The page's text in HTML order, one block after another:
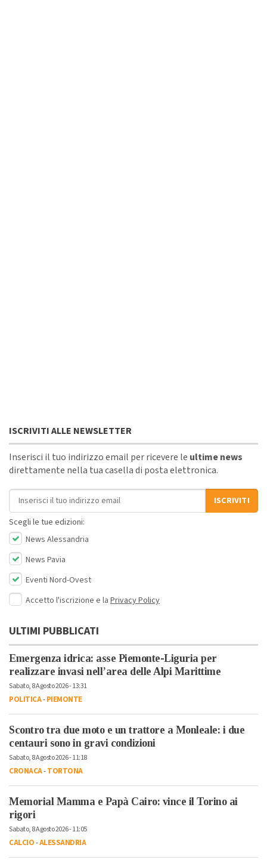
ISCRIVITI ALLE NEWSLETTER
Inserisci il tuo indirizzo email per ricevere le ultime news
direttamente nella tua casella di posta elettronica.
Indirizzo email
ISCRIVITI
Scegli le tue edizioni:
News Alessandria
News Pavia
Eventi Nord-Ovest
Accetto l'iscrizione e la Privacy Policy
ULTIMI PUBBLICATI
Emergenza idrica: asse Piemonte-Liguria per
realizzare invasi nell’area delle Alpi Marittime
Sabato, 8 Agosto 2026 - 13:31
POLITICA-PIEMONTE
Scontro tra due moto e un trattore a Monleale: i due
centauri sono in gravi condizioni
Sabato, 8 Agosto 2026 - 11:18
CRONACA-TORTONA
Memorial Mamma e Papà Cairo: vince il Torino ai
rigori
Sabato, 8 Agosto 2026 - 11:05
CALCIO-ALESSANDRIA